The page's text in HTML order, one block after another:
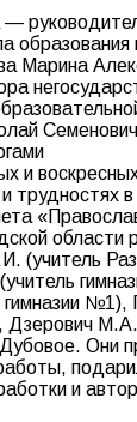
—
образования
Марина
и
трудностях в
области
(учитель
№1),
Они
и